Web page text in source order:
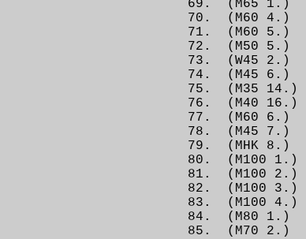
69. (M65 1.)
70. (M60 4.)
71. (M60
72. (M50
73. (W45 2.)
74. (M45
75. (M35
76. (M40
77. (M60
78. (M45
79. (MHK 8.)
80. (M100
81. (M100
82. (M100
83. (M100
84. (M80 1.)
85. (M70